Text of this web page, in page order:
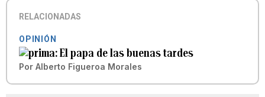
RELACIONADAS
OPINIÓN
El papa de las buenas tardes
Por Alberto Figueroa Morales